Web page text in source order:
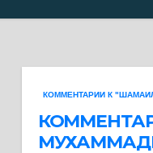
КОММЕНТАРИИ К